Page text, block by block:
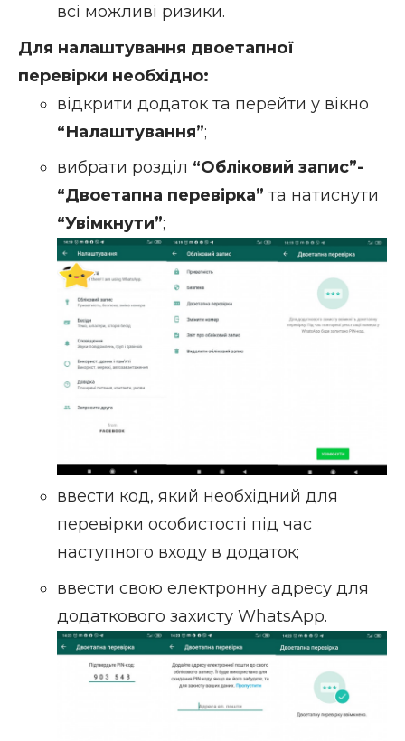
всі можливі ризики.
Для налаштування двоетапної
перевірки необхідно:
відкрити додаток та перейти у вікно
“Налаштування”;
вибрати розділ “Обліковий запис”-
“Двоетапна перевірка” та натиснути
“Увімкнути”;
ввести код, який необхідний для
перевірки особистості під час
наступного входу в додаток;
ввести свою електронну адресу для
додаткового захисту WhatsApp.